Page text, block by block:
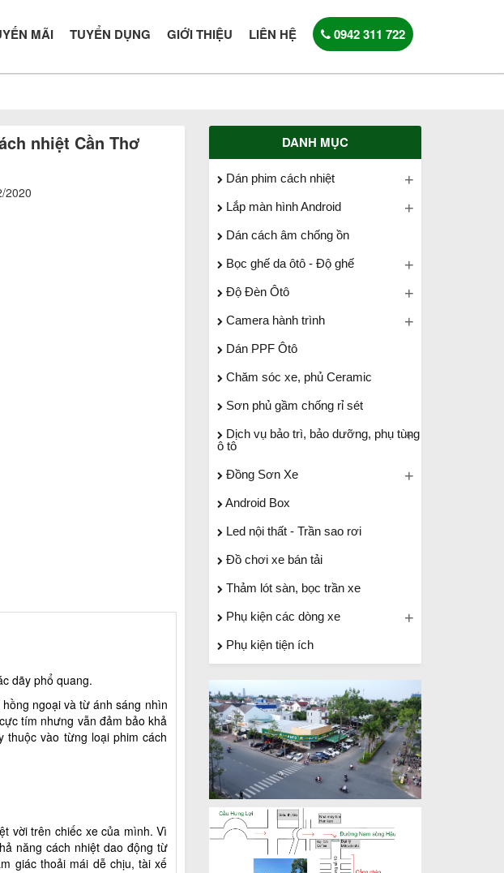
MÃI TUYỂN DỤNG GIỚI THIỆU LIÊN HỆ 0942 311 722
nhiệt Cần Thơ
2020
dãy phổ quang.
ngoại và từ ánh sáng nhìn
tím nhưng vẫn đảm bảo khả
thuộc vào từng loại phim cách
vời trên chiếc xe của mình. Vì
năng cách nhiệt dao động từ
giác thoải mái dễ chịu, tài xế
DANH MỤC
Dán phim cách nhiệt
Lắp màn hình Android
Dán cách âm chống ồn
Bọc ghế da ôtô - Độ ghế
Độ Đèn Ôtô
Camera hành trình
Dán PPF Ôtô
Chăm sóc xe, phủ Ceramic
Sơn phủ gầm chống rỉ sét
Dịch vụ bảo trì, bảo dưỡng, phụ tùng
ô tô
Đồng Sơn Xe
Android Box
Led nội thất - Trần sao rơi
Đồ chơi xe bán tải
Thảm lót sàn, bọc trần xe
Phụ kiện các dòng xe
Phụ kiện tiện ích